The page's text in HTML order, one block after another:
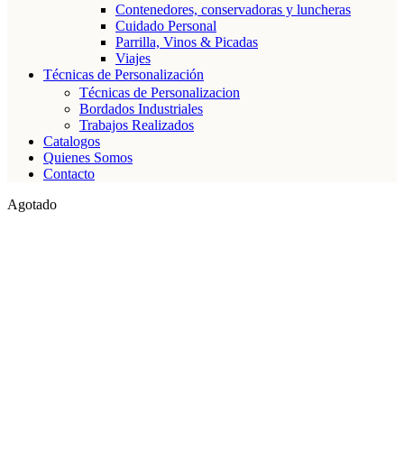
Contenedores, conservadoras y luncheras
Cuidado Personal
Parrilla, Vinos & Picadas
Viajes
Técnicas de Personalización
Técnicas de Personalizacion
Bordados Industriales
Trabajos Realizados
Catalogos
Quienes Somos
Contacto
Agotado